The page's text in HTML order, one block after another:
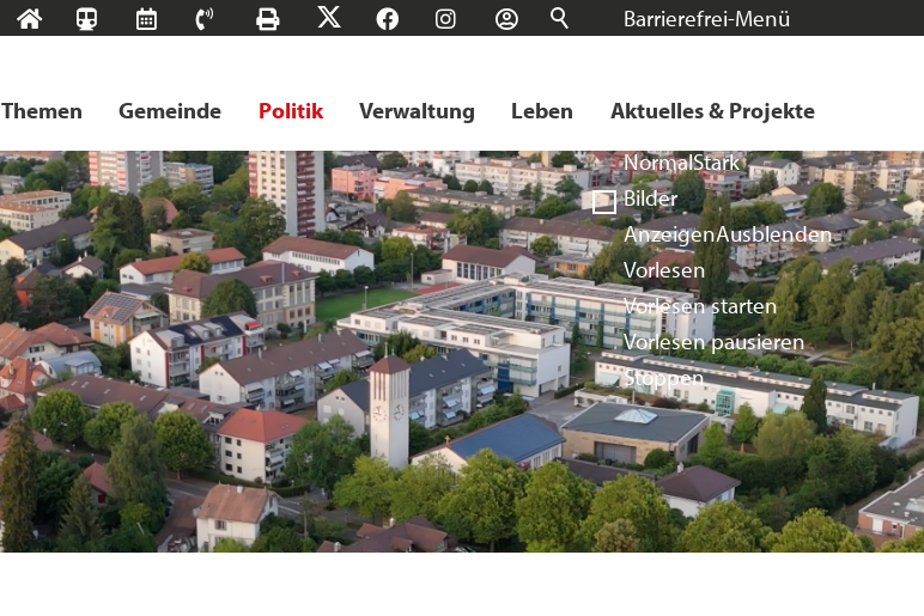
Barrierefrei-Menü
Kontrast
NormalStark
Bilder
AnzeigenAusblenden
Vorlesen
Vorlesen starten
Vorlesen pausieren
Stoppen
StartSBB-
RMS KontaktDrucken FacebookInstagram
Login
Themen Gemeinde Politik Verwaltung Leben Aktuelles & Projekte